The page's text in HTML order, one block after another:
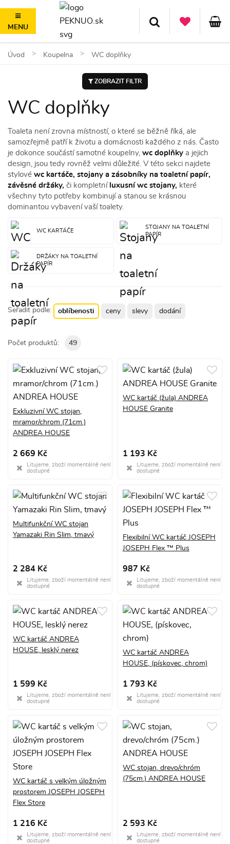
MENU
100 dní na vrácení, nad 1500 Kč doprava ZDARMA
Úvod Koupelna WC doplňky
ZOBRAZIT FILTR
WC doplňky
Toaleta není zrovna místností, o které se běžně říká, ale
samozřejmě patří k životu a domácnosti každého z nás. Často
je dokonce součástí samotné koupelny, wc doplňky a jejich
design, jsou tedy rovněž velmi důležité. V této sekci najdete
stylové wc kartáče, stojany a zásobníky na toaletní papír,
závěsné držáky, či kompletní luxusní wc stojany, které
všechny tyto potřeby kombinují a stanou se krásnou
dominantou vybavení vaší toalety.
WC KARTÁČE
STOJANY NA TOALETNÍ
PAPÍR
DRŽÁKY NA TOALETNÍ
PAPÍR
Seřadit podle: oblíbenosti ceny slevy dodání
Počet produktů: 49
Exkluzivní WC stojan,
mramor/chrom (71cm.)
ANDREA HOUSE
2 669 Kč
Litujeme, zboží momentálně není
dostupné
WC kartáč (žula) ANDREA
HOUSE Granite
1 193 Kč
Litujeme, zboží momentálně není
dostupné
Multifunkční WC stojan
Yamazaki Rin Slim, tmavý
2 284 Kč
Litujeme, zboží momentálně není
dostupné
Flexibilní WC kartáč JOSEPH
JOSEPH Flex ™ Plus
987 Kč
Litujeme, zboží momentálně není
dostupné
WC kartáč ANDREA
HOUSE, lesklý nerez
1 599 Kč
Litujeme, zboží momentálně není
dostupné
WC kartáč ANDREA
HOUSE, (pískovec, chrom)
1 793 Kč
Litujeme, zboží momentálně není
dostupné
WC kartáč s velkým úložným
prostorem JOSEPH JOSEPH
Flex Store
1 216 Kč
Litujeme, zboží momentálně není
dostupné
WC stojan, drevo/chróm
(75cm.) ANDREA HOUSE
2 593 Kč
Litujeme, zboží momentálně není
dostupné